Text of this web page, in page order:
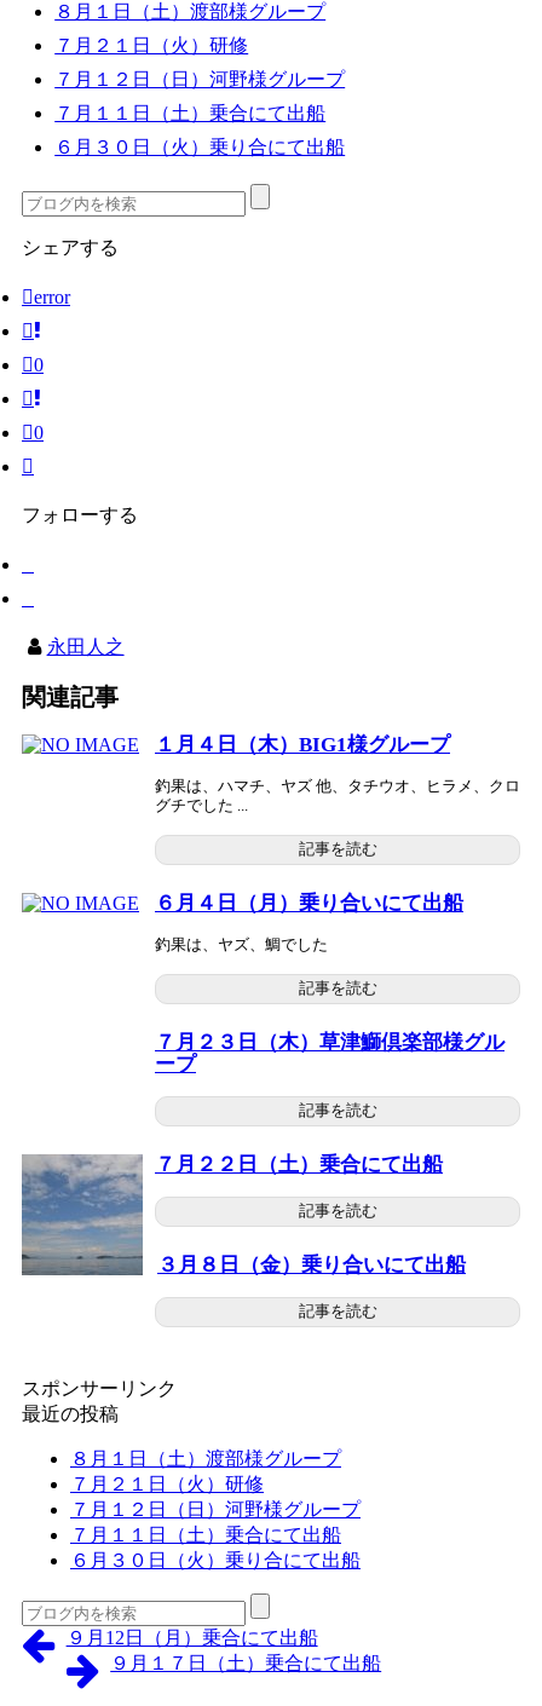
８月１日（土）渡部様グループ
７月２１日（火）研修
７月１２日（日）河野様グループ
７月１１日（土）乗合にて出船
６月３０日（火）乗り合にて出船
シェアする
error
0
0
フォローする
永田人之
関連記事
１月４日（木）BIG1様グループ
釣果は、ハマチ、ヤズ 他、タチウオ、ヒラメ、クロ
グチでした ...
記事を読む
６月４日（月）乗り合いにて出船
釣果は、ヤズ、鯛でした
記事を読む
７月２３日（木）草津鰤倶楽部様グル
ープ
記事を読む
７月２２日（土）乗合にて出船
記事を読む
３月８日（金）乗り合いにて出船
記事を読む
スポンサーリンク
最近の投稿
８月１日（土）渡部様グループ
７月２１日（火）研修
７月１２日（日）河野様グループ
７月１１日（土）乗合にて出船
６月３０日（火）乗り合にて出船
９月12日（月）乗合にて出船
９月１７日（土）乗合にて出船